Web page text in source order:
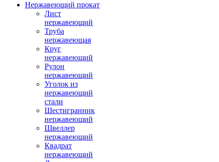
Нержавеющий прокат
Лист
нержавеющий
Труба
нержавеющая
Круг
нержавеющий
Рулон
нержавеющий
Уголок из
нержавеющий
стали
Шестигранник
нержавеющий
Швеллер
нержавеющий
Квадрат
нержавеющий